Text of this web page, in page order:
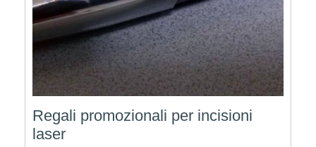
Regali promozionali per incisioni
laser